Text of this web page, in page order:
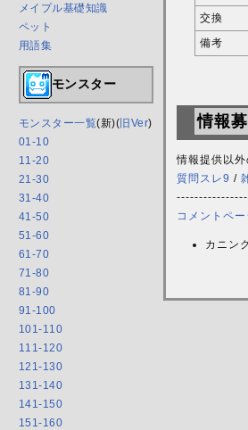
メイプル基礎知識
ペット
用語集
モンスター
モンスター一覧(新)( 旧Ver)
01-10
11-20
21-30
31-40
41-50
51-60
61-70
71-80
81-90
91-100
101-110
111-120
121-130
131-140
141-150
151-160
交換
備考
情報
情報提供以
質問スレ9 /
コメントペ
カニン